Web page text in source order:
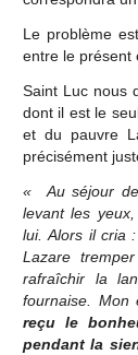
Le problème
entre le présent
Saint Luc nous
dont il est le
et du pauvre
précisément
« Au séjour
levant les
lui. Alors il cria
Lazare
rafraîchir la
fournaise. Mon
reçu le
pendant la